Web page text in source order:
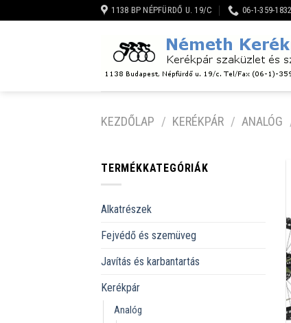
to
1138 BP NÉPFÜRDŐ U. 19/C 06-1-359-
KEZDŐLAP / KERÉKPÁR / ANALÓG
TERMÉKKATEGÓRIÁK
Alkatrészek
Fejvédő és szemüveg
Javítás és karbantartás
Kerékpár
Analóg